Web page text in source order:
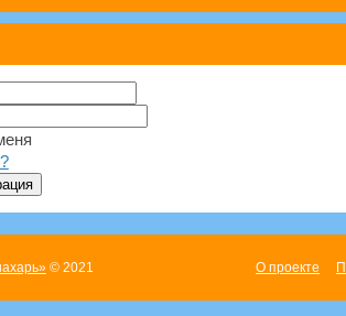
© 2021 О проекте